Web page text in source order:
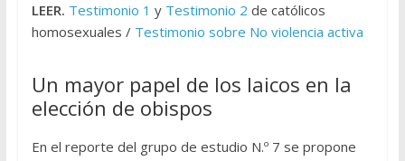
LEER. Testimonio 1 y Testimonio 2 de católicos
homosexuales / Testimonio sobre No violencia activa
Un mayor papel de los laicos en la
elección de obispos
En el reporte del grupo de estudio N.º 7 se propone